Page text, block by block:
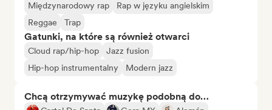
Międzynarodowy rap
Rap w języku angielskim
Reggae
Trap
Gatunki, na które są również otwarci
Cloud rap/hip-hop
Jazz fusion
Hip-hop instrumentalny
Modern jazz
Chcą otrzymywać muzykę podobną do…